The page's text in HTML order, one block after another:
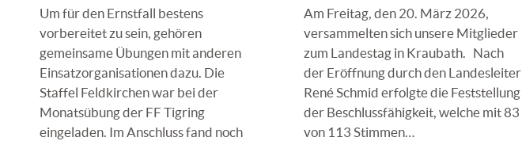
Um für den Ernstfall bestens
vorbereitet zu sein, gehören
gemeinsame Übungen mit anderen
Einsatzorganisationen dazu. Die
Staffel Feldkirchen war bei der
Monatsübung der FF Tigring
eingeladen. Im Anschluss fand noch
Am Freitag, den 20. März 2026,
versammelten sich unsere Mitglieder
zum Landestag in Kraubath. Nach
der Eröffnung durch den Landesleiter
René Schmid erfolgte die Feststellung
der Beschlussfähigkeit, welche mit 83
von 113 Stimmen…